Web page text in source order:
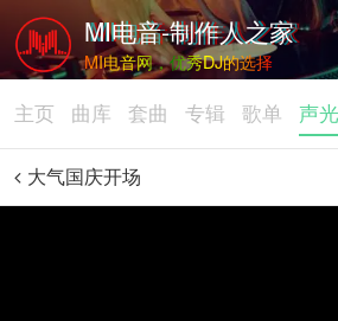
MI电音-制作人之家
MI电音网，优秀DJ的选择
主页 曲库 套曲 专辑 歌单 声
大气国庆开场